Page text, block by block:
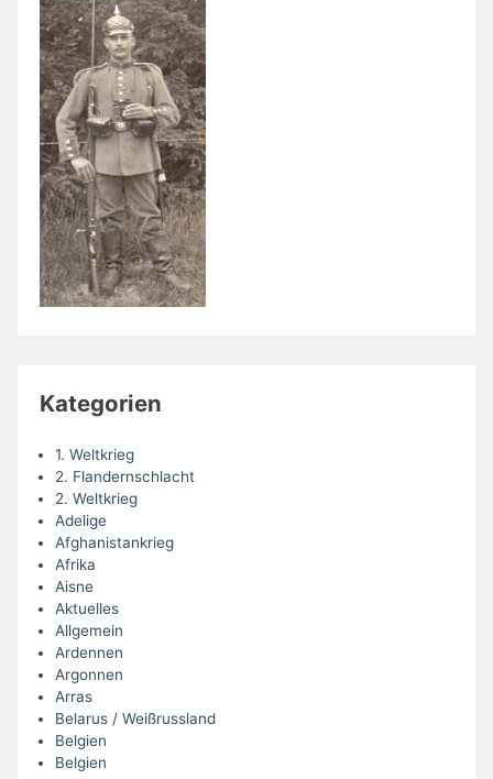
Kategorien
1. Weltkrieg
2. Flandernschlacht
2. Weltkrieg
Adelige
Afghanistankrieg
Afrika
Aisne
Aktuelles
Allgemein
Ardennen
Argonnen
Arras
Belarus / Weißrussland
Belgien
Belgien